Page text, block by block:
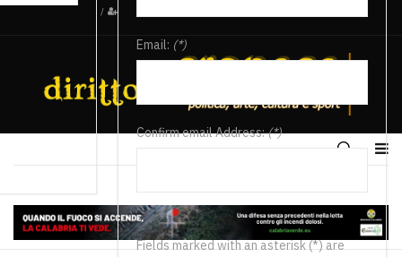
/
Email: (*)
Confirm email Address:(*)
Fields marked with an asterisk (*) are